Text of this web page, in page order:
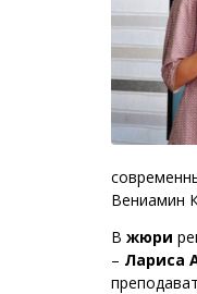
Вениамин
В жюри
– Лариса